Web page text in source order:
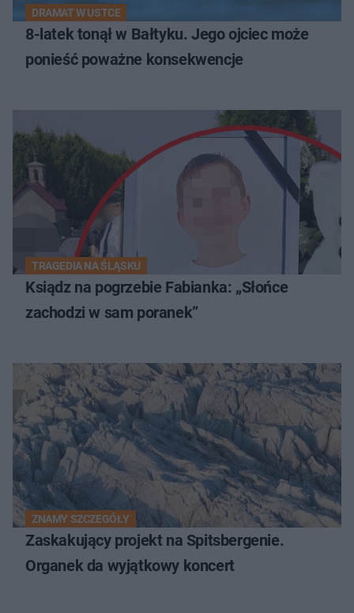
DRAMAT W USTCE
8-latek tonął w Bałtyku. Jego ojciec może
ponieść poważne konsekwencje
TRAGEDIA NA ŚLĄSKU
Ksiądz na pogrzebie Fabianka: „Słońce
zachodzi w sam poranek”
ZNAMY SZCZEGÓŁY
Zaskakujący projekt na Spitsbergenie.
Organek da wyjątkowy koncert